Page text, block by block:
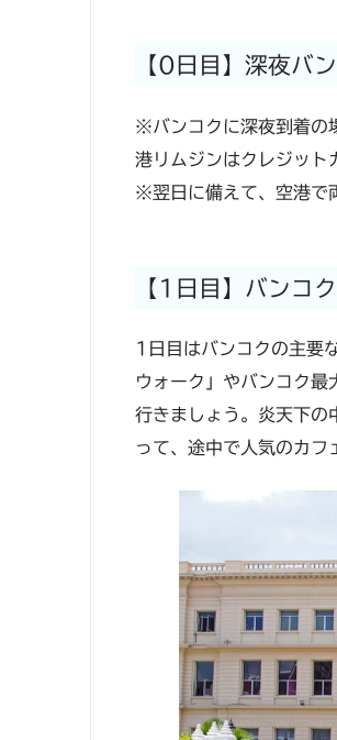
【0日目】深夜バ
※バンコクに深夜到着の
港リムジンはクレジット
※翌日に備えて、空港で
【1日目】バンコ
1日目はバンコクの主要
ウォーク」やバンコク最
行きましょう。炎天下の
って、途中で人気のカフ